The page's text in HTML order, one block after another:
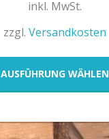
inkl. MwSt.
zzgl. Versandkosten
AUSFÜHRUNG WÄHLEN